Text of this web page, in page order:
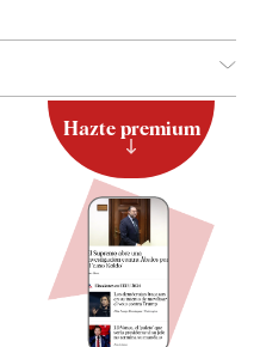
Hazte premium